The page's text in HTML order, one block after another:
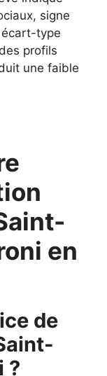
signe
écart-type
profils
une faible
en
de
?